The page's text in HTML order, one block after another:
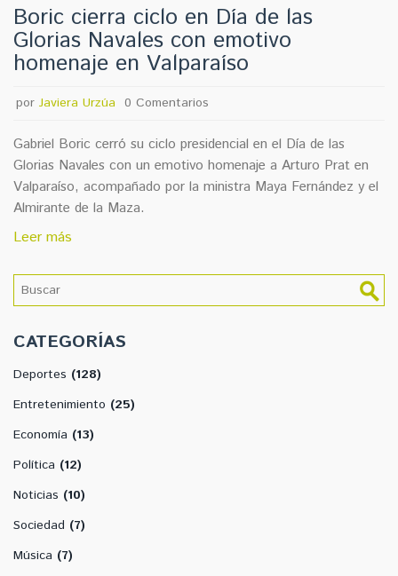
Boric cierra ciclo en Día de las
Glorias Navales con emotivo
homenaje en Valparaíso
por Javiera Urzúa 0 Comentarios
Gabriel Boric cerró su ciclo presidencial en el Día de las
Glorias Navales con un emotivo homenaje a Arturo Prat en
Valparaíso, acompañado por la ministra Maya Fernández y el
Almirante de la Maza.
Leer más
CATEGORÍAS
Deportes (128)
Entretenimiento (25)
Economía (13)
Política (12)
Noticias (10)
Sociedad (7)
Música (7)